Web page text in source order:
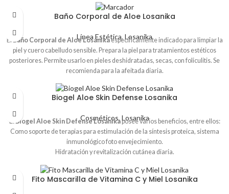
Estimula la síntesis de colágeno, es humectante y suavizante de la piel.
Baño Corporal de Aloe Losanika
Línea Estética,Losanika
El Baño Corporal de Aloe Losanikaespecíficamente indicado para limpiar la
piel y cuero cabelludo sensible. Prepara la piel para tratamientos estéticos
posteriores. Permite usarlo en pieles deshidratadas, secas, con foliculitis. Se
recomienda para la afeitada diaria.
Biogel Aloe Skin Defense Losanika
Cosméticos, Losanika
El Biogel Aloe Skin Defense Losanikaposee varios beneficios, entre ellos:
Como soporte de terapias para estimulación de la síntesis proteica, sistema
inmunológico foto envejecimiento.
Hidratación y revitalización cutánea diaria.
Fito Mascarilla de Vitamina C y Miel Losanika